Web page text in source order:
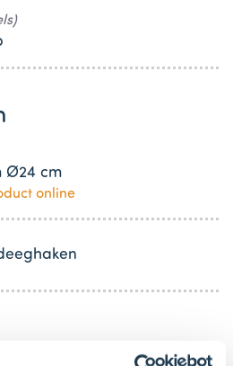
Ø24 cm
online
en snel je bakproducten